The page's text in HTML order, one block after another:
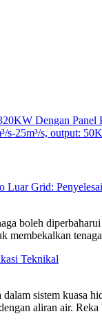
Luar Grid:
boleh
membekalkan
Teknikal
sistem kuasa
aliran air.